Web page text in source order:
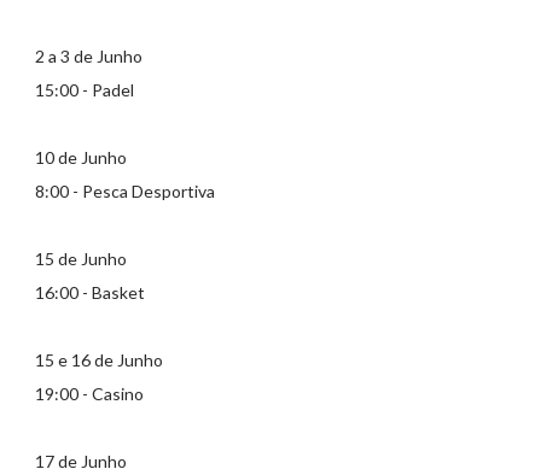
2 a 3 de Junho
15:00 - Padel
10 de Junho
8:00 - Pesca Desportiva
15 de Junho
16:00 - Basket
15 e 16 de Junho
19:00 - Casino
17 de Junho